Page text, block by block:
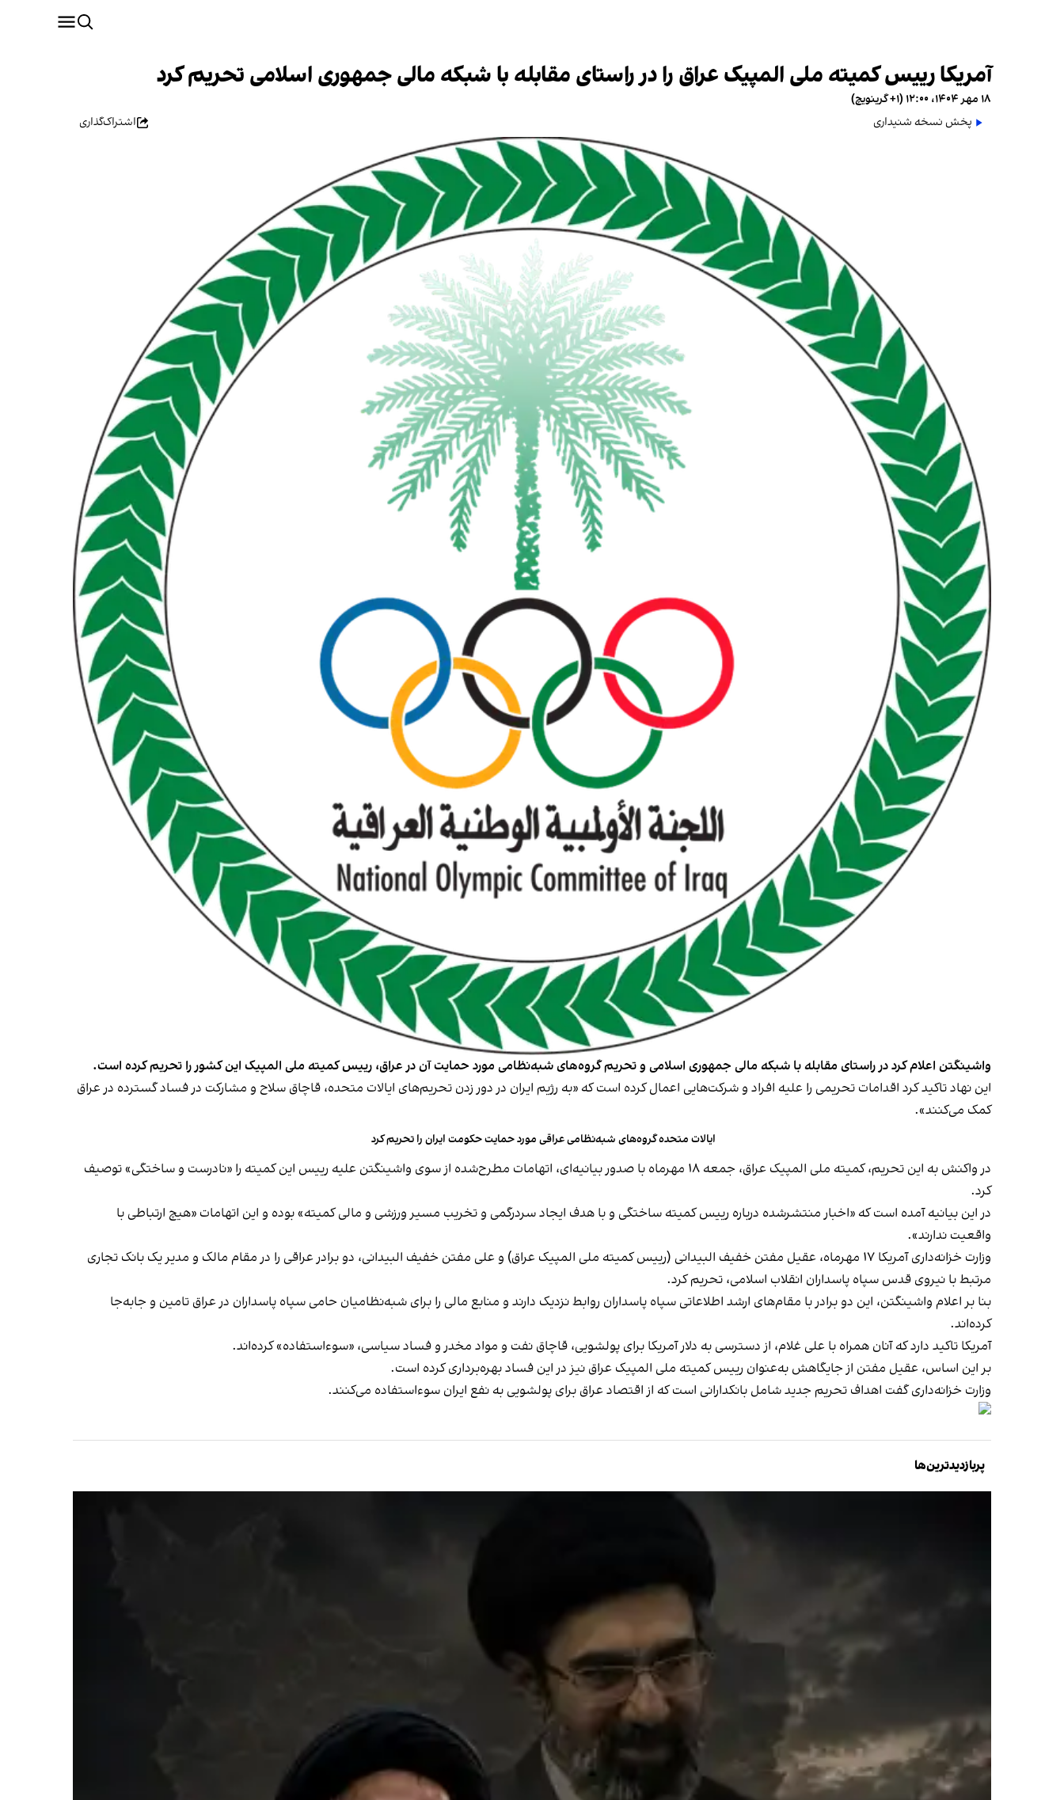
آمریکا رییس کمیته ملی المپیک عراق را در راستای مقابله با شبکه مالی جمهوری اسلامی تحریم کرد
۱۸ مهر ۱۴۰۴، ۱۲:۰۰ (‎+۱ گرینویچ)
پخش نسخه شنیداری
اشتراک‌گذاری
واشینگتن اعلام کرد در راستای مقابله با شبکه مالی جمهوری اسلامی و تحریم گروه‌های شبه‌نظامی مورد حمایت آن در عراق، رییس کمیته ملی المپیک این کشور را تحریم کرده است.
این نهاد تاکید کرد اقدامات تحریمی را علیه افراد و شرکت‌هایی اعمال کرده است که «به رژیم ایران در دور زدن تحریم‌های ایالات متحده، قاچاق سلاح و مشارکت در فساد گسترده در عراق
کمک می‌کنند».
ایالات متحده گروه‌های شبه‌نظامی عراقی مورد حمایت حکومت ایران را تحریم کرد
در واکنش به این تحریم، کمیته ملی المپیک عراق، جمعه ۱۸ مهر‌ماه با صدور بیانیه‌ای، اتهامات مطرح‌شده از سوی واشینگتن علیه رییس این کمیته را «نادرست و ساختگی» توصیف
کرد.
در این بیانیه آمده است که «اخبار منتشرشده درباره رییس کمیته ساختگی و با هدف ایجاد سردرگمی و تخریب مسیر ورزشی و مالی کمیته» بوده و این اتهامات «هیچ ارتباطی با
واقعیت ندارند».
وزارت خزانه‌داری آمریکا ۱۷ مهر‌ماه، عقیل مفتن خفیف البیدانی (رییس کمیته ملی المپیک عراق) و علی مفتن خفیف البیدانی، دو برادر عراقی را در مقام مالک و مدیر یک بانک تجاری
مرتبط با نیروی قدس سپاه پاسداران انقلاب اسلامی، تحریم کرد.
بنا بر اعلام واشینگتن، این دو برادر با مقام‌های ارشد اطلاعاتی سپاه پاسداران روابط نزدیک دارند و منابع مالی را برای شبه‌نظامیان حامی سپاه پاسداران در عراق تامین و جابه‌جا
کرده‌اند.
آمریکا تاکید دارد که آنان همراه با علی غلام، از دسترسی به دلار آمریکا برای پولشویی، قاچاق نفت و مواد مخدر و فساد سیاسی، «سوءاستفاده» کرده‌اند.
بر این اساس، عقیل مفتن از جایگاهش به‌عنوان رییس کمیته ملی المپیک عراق نیز در این فساد بهره‌برداری کرده است.
وزارت خزانه‌داری گفت اهداف تحریم جدید شامل بانکدارانی است که از اقتصاد عراق برای پولشویی به نفع ایران سوءاستفاده می‌کنند.
پربازدیدترین‌ها